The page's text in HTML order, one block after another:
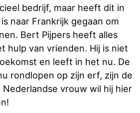
bedrijf, maar heeft dit in
naar Frankrijk gegaan om
Bert Pijpers heeft alles
hulp van vrienden. Hij is niet
en leeft in het nu. De
rondlopen op zijn erf, zijn de
Nederlandse vrouw wil hij hier